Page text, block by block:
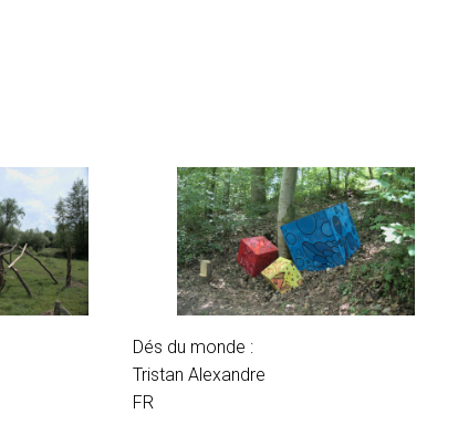
Dés du monde :
Tristan Alexandre
FR